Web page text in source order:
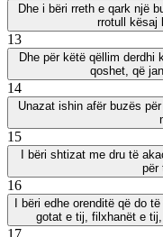
Dhe i bëri rreth e qark një
rrotull kësaj
13
Dhe për këtë qëllim derdhi
qoshet, që
14
Unazat ishin afër buzës
15
I bëri shtizat me dru të
për
16
I bëri edhe orenditë që do
gotat e tij, filxhanët e
17